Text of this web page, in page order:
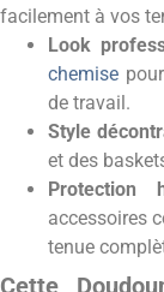
facilement à vos
Look
chemise
de travail.
Style
et des
Protection
accessoires
tenue
Cette